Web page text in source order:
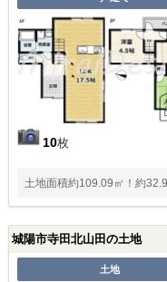
10枚
土地面積約109.09㎡！約
城陽市寺田北山田の土地
土地